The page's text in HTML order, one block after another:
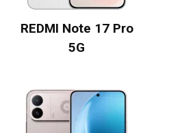
REDMI Note 17 Pro
5G